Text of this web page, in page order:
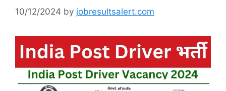
10/12/2024 by jobresultsalert.com